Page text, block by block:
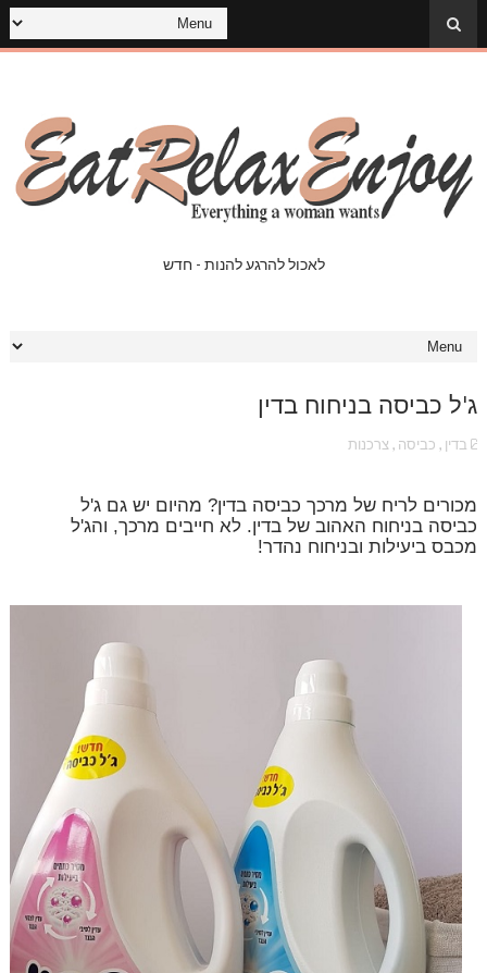
לאכול להרגע להנות - חדש
ג'ל כביסה בניחוח בדין
בדין , כביסה , צרכנות
מכורים לריח של מרכך כביסה בדין? מהיום יש גם ג'ל
כביסה בניחוח האהוב של בדין. לא חייבים מרכך, והג'ל
מכבס ביעילות ובניחוח נהדר!